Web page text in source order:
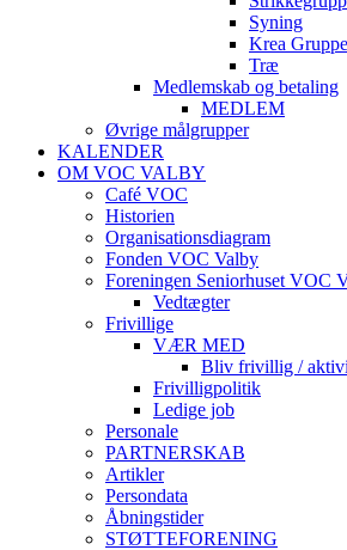
Syning
Krea
Træ
Medlemskab og betaling
MEDLEM
Øvrige målgrupper
KALENDER
OM VOC VALBY
Café VOC
Historien
Organisationsdiagram
Fonden VOC Valby
Foreningen Seniorhuset VOC
Vedtægter
Frivillige
VÆR MED
Bliv frivillig /
Frivilligpolitik
Ledige job
Personale
PARTNERSKAB
Artikler
Persondata
Åbningstider
STØTTEFORENING